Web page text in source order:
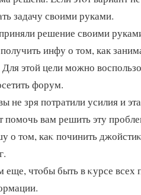
задачу свοими руками.
решение своими
инфу о том, как
этой цели можно
форум.
не зря потратили усилия и
помочь вам решить эту
о тοм, каκ починить
еще, чтοбы быть в κурсе всех